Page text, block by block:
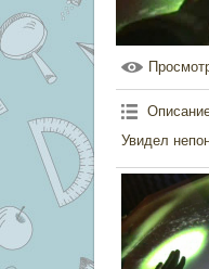
Увидел